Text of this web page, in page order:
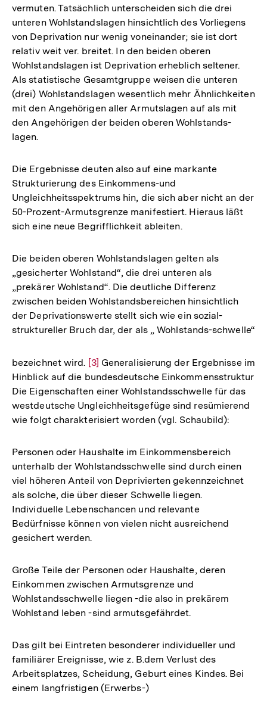
vermuten. Tatsächlich unterscheiden sich die drei
unteren Wohlstandslagen hinsichtlich des Vorliegens
von Deprivation nur wenig voneinander; sie ist dort
relativ weit ver. breitet. In den beiden oberen
Wohlstandslagen ist Deprivation erheblich seltener.
Als statistische Gesamtgruppe weisen die unteren
(drei) Wohlstandslagen wesentlich mehr Ähnlichkeiten
mit den Angehörigen aller Armutslagen auf als mit
den Angehörigen der beiden oberen Wohlstands-
lagen.
Die Ergebnisse deuten also auf eine markante
Strukturierung des Einkommens-und
Ungleichheitsspektrums hin, die sich aber nicht an der
50-Prozent-Armutsgrenze manifestiert. Hieraus läßt
sich eine neue Begrifflichkeit ableiten.
Die beiden oberen Wohlstandslagen gelten als
„gesicherter Wohlstand“, die drei unteren als
„prekärer Wohlstand“. Die deutliche Differenz
zwischen beiden Wohlstandsbereichen hinsichtlich
der Deprivationswerte stellt sich wie ein sozial-
struktureller Bruch dar, der als „ Wohlstands-schwelle“
bezeichnet wird. Zur
Auflösung
der
Fußnote
[3] Generalisierung der Ergebnisse im
Hinblick auf die bundesdeutsche Einkommensstruktur
Die Eigenschaften einer Wohlstandsschwelle für das
westdeutsche Ungleichheitsgefüge sind resümierend
wie folgt charakterisiert worden (vgl. Schaubild):
Personen oder Haushalte im Einkommensbereich
unterhalb der Wohlstandsschwelle sind durch einen
viel höheren Anteil von Deprivierten gekennzeichnet
als solche, die über dieser Schwelle liegen.
Individuelle Lebenschancen und relevante
Bedürfnisse können von vielen nicht ausreichend
gesichert werden.
Große Teile der Personen oder Haushalte, deren
Einkommen zwischen Armutsgrenze und
Wohlstandsschwelle liegen -die also in prekärem
Wohlstand leben -sind armutsgefährdet.
Das gilt bei Eintreten besonderer individueller und
familiärer Ereignisse, wie z. B.dem Verlust des
Arbeitsplatzes, Scheidung, Geburt eines Kindes. Bei
einem langfristigen (Erwerbs-)